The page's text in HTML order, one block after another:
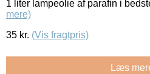
1 liter lampeolie af parafin i
mere)
35 kr. (Vis fragtpris)
Læs